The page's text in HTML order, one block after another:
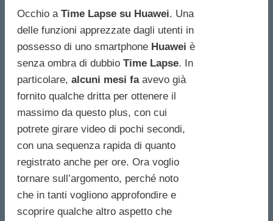
Occhio a Time Lapse su Huawei. Una
delle funzioni apprezzate dagli utenti in
possesso di uno smartphone Huawei è
senza ombra di dubbio Time Lapse. In
particolare, alcuni mesi faavevo già
fornito qualche dritta per ottenere il
massimo da questo plus, con cui
potrete girare video di pochi secondi,
con una sequenza rapida di quanto
registrato anche per ore. Ora voglio
tornare sull’argomento, perché noto
che in tanti vogliono approfondire e
scoprire qualche altro aspetto che